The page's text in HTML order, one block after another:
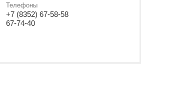
Телефоны
+7 (8352) 67-58-58
67-74-40